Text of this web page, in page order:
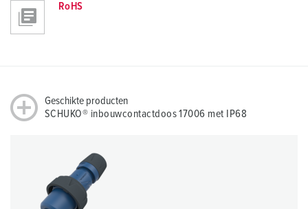
RoHS
Geschikte producten
SCHUKO® inbouwcontactdoos 17006 met IP68